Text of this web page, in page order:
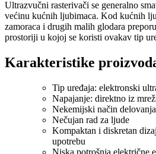
Ultrazvučni rasterivači se generalno
većinu kućnih ljubimaca. Kod kućnih
zamoraca i drugih malih glodara
prostoriji u kojoj se koristi ovakav tip
Karakteristike
Tip uređaja: elektronski
Napajanje: direktno iz
Nekemijski način
Nečujan rad za ljude
Kompaktan i diskretan
upotrebu
Niska potrošnja električne